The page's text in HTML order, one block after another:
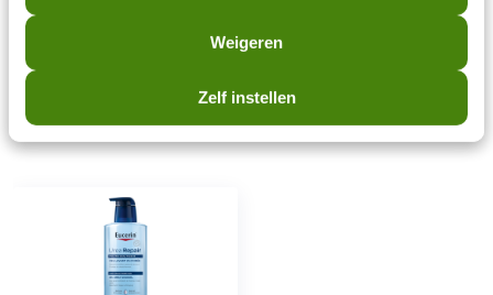
Weigeren
Zelf instellen
Prijs: € 29,99
€
Laatst bekeken items